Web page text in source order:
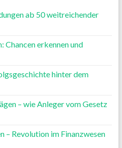
ab 50 weitreichender
erkennen und
hinter dem
– wie Anleger vom Gesetz
– Revolution im Finanzwesen